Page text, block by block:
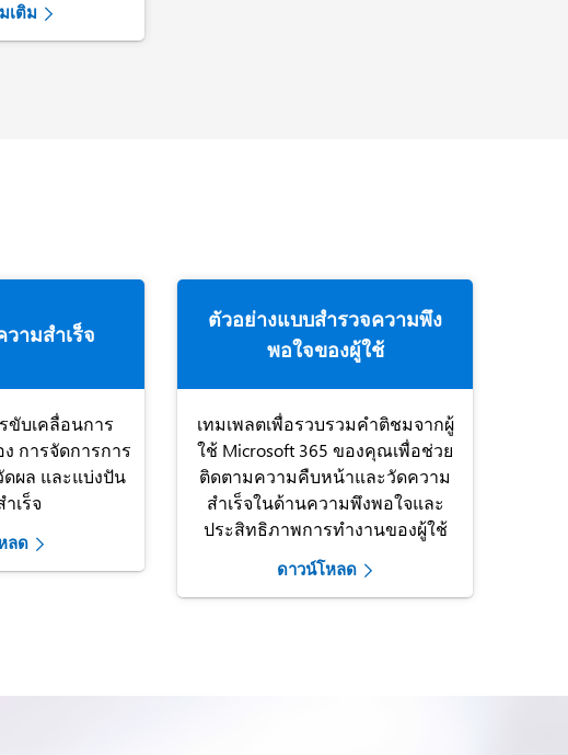
เติม
ามสำเร็จ
ขับเคลื่อนการ
การจัดการการ
ดผล และแบ่งปัน
เร็จ
ลด
ตัวอย่างแบบสำรวจความพึง
พอใจของผู้ใช้
เทมเพลตเพื่อรวบรวมคำติชมจากผู้
ใช้ Microsoft 365 ของคุณเพื่อช่วย
ติดตามความคืบหน้าและวัดความ
สำเร็จในด้านความพึงพอใจและ
ประสิทธิภาพการทำงานของผู้ใช้
ดาวน์โหลด